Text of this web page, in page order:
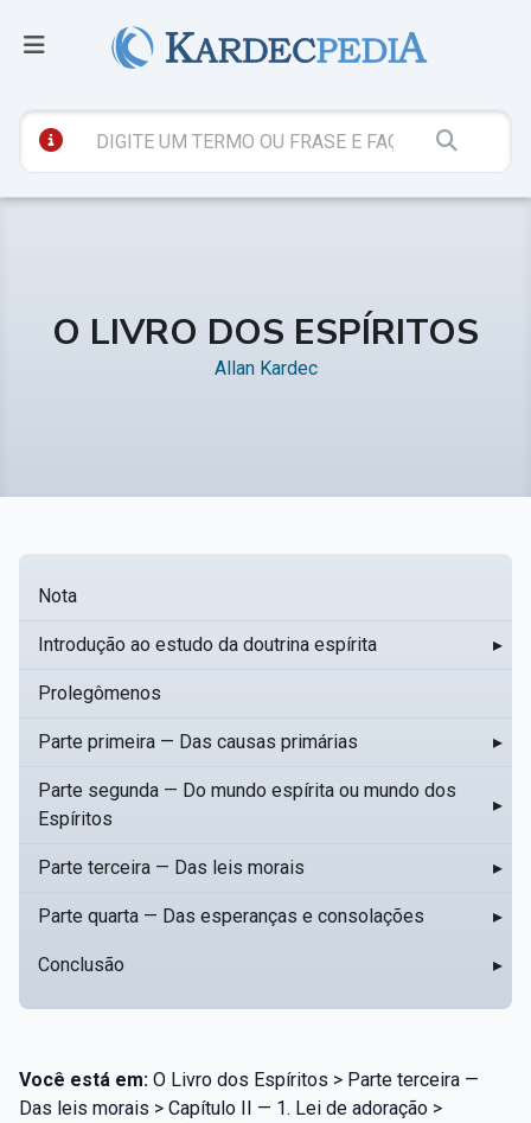
O LIVRO DOS ESPÍRITOS
Allan Kardec
Nota
Introdução ao estudo da doutrina espírita ▸
Prolegômenos
Parte primeira — Das causas primárias ▸
Parte segunda — Do mundo espírita ou mundo dos
Espíritos
▸
Parte terceira — Das leis morais ▸
Parte quarta — Das esperanças e consolações ▸
Conclusão ▸
Você está em: O Livro dos Espíritos > Parte terceira —
Das leis morais > Capítulo II — 1. Lei de adoração >